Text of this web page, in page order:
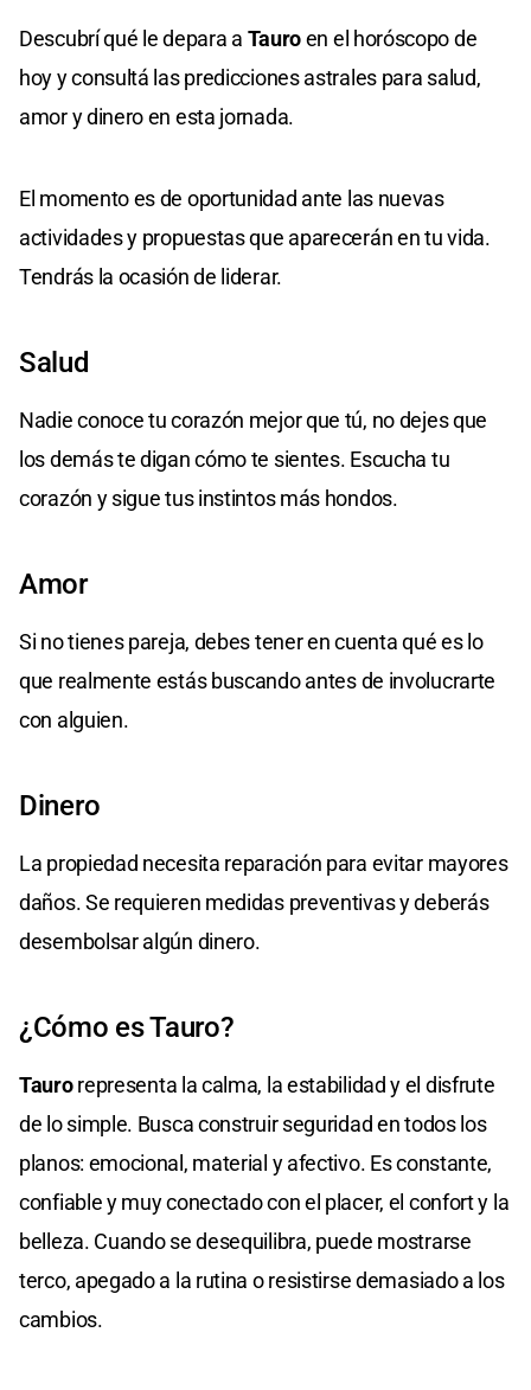
Descubrí qué le depara a Tauroen el horóscopo de
hoy y consultá las predicciones astrales para salud,
amor y dinero en esta jornada.
El momento es de oportunidad ante las nuevas
actividades y propuestas que aparecerán en tu vida.
Tendrás la ocasión de liderar.
Salud
Nadie conoce tu corazón mejor que tú, no dejes que
los demás te digan cómo te sientes. Escucha tu
corazón y sigue tus instintos más hondos.
Amor
Si no tienes pareja, debes tener en cuenta qué es lo
que realmente estás buscando antes de involucrarte
con alguien.
Dinero
La propiedad necesita reparación para evitar mayores
daños. Se requieren medidas preventivas y deberás
desembolsar algún dinero.
¿Cómo es Tauro?
Taurorepresenta la calma, la estabilidad y el disfrute
de lo simple. Busca construir seguridad en todos los
planos: emocional, material y afectivo. Es constante,
confiable y muy conectado con el placer, el confort y la
belleza. Cuando se desequilibra, puede mostrarse
terco, apegado a la rutina o resistirse demasiado a los
cambios.